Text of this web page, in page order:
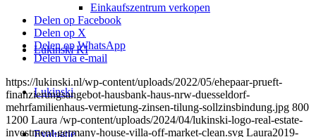
Einkaufszentrum verkopen
Lukinski KI
Lukinski
Evaluatie
Delen op Facebook
Delen op X
Delen op WhatsApp
Delen via e-mail
https://lukinski.nl/wp-content/uploads/2022/05/ehepaar-prueft-
finanzierungsangebot-hausbank-haus-nrw-duesseldorf-
mehrfamilienhaus-vermietung-zinsen-tilung-sollzinsbindung.jpg 800
1200 Laura /wp-content/uploads/2024/04/lukinski-logo-real-estate-
investment-germany-house-villa-off-market-clean.svg Laura2019-